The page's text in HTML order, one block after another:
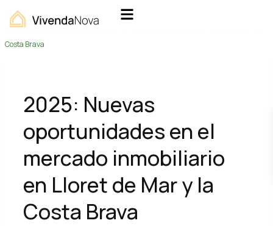
Home
Blog
2025: Nuevas oportunidades en el mercado inmobiliario en Lloret de Mar y la
Costa Brava
2025: Nuevas
oportunidades en el
mercado inmobiliario
en Lloret de Mar y la
Costa Brava